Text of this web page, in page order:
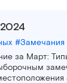
#Замечания
за Март: